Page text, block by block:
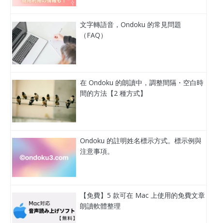
文字轉語音，Ondoku 的常見問題
（FAQ）
在 Ondoku 的朗讀中，調整間隔・空白時
間的方法【2 種方式】
Ondoku 的註明姓名標示方式。標示例與
注意事項。
【免費】5 款可在 Mac 上使用的免費文章
朗讀軟體整理